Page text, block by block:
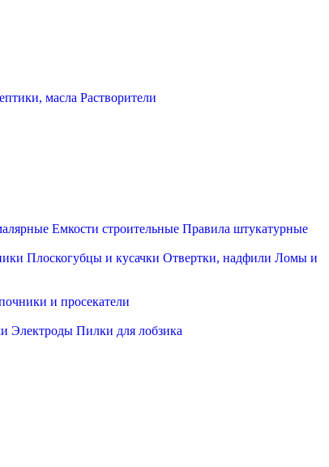
масла Растворители
Емкости строительные Правила штукатурные
Плоскогубцы и кусачки Отвертки, надфили Ломы и
и просекатели
Электроды Пилки для лобзика